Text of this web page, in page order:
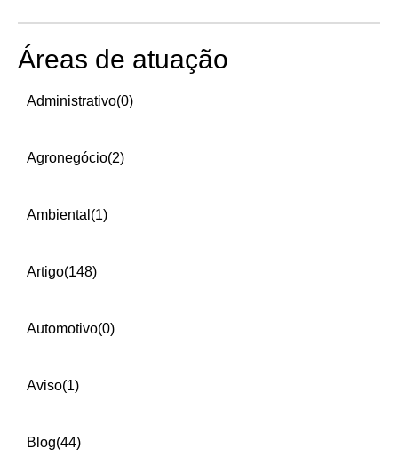
Áreas de atuação
Administrativo(0)
Agronegócio(2)
Ambiental (1)
Artigo(148)
Automotivo(0)
Aviso(1)
Blog(44)